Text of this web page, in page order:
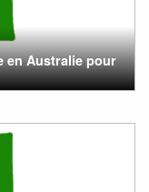
en Australie pour